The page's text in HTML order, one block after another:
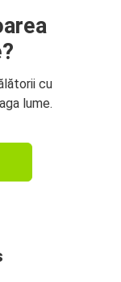
cu
lume.